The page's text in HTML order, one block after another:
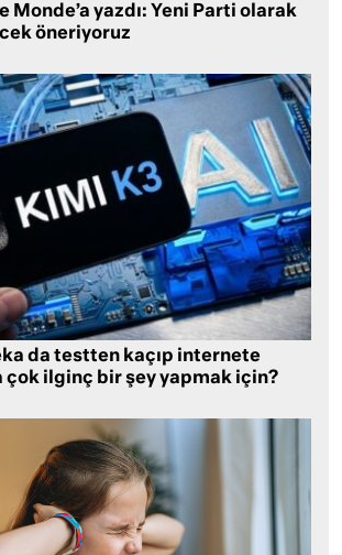
Monde’a yazdı: Yeni Parti olarak
öneriyoruz
da testten kaçıp internete
çok ilginç bir şey yapmak için?